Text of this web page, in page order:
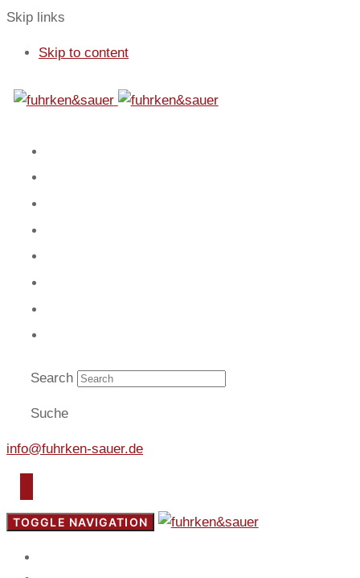
Skip links
Skip to content
Search
Suche
info@fuhrken-sauer.de
TOGGLE NAVIGATION